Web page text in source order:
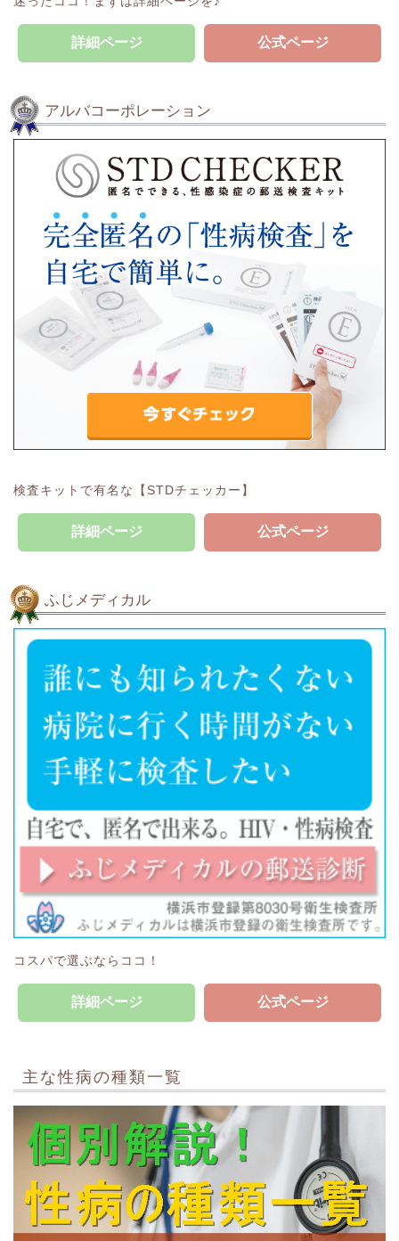
詳細ページ 公式ページ
アルバコーポレーション
検査キットで有名な【STDチェッカー】
詳細ページ 公式ページ
ふじメディカル
コスパで選ぶならココ！
詳細ページ 公式ページ
主な性病の種類一覧